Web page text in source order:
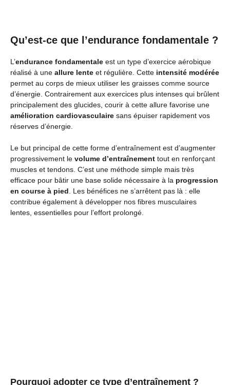
Qu’est-ce que l’endurance fondamentale ?
L’endurance fondamentale est un type d’exercice aérobique
réalisé à une allure lente et régulière. Cette intensité modérée
permet au corps de mieux utiliser les graisses comme source
d’énergie. Contrairement aux exercices plus intenses qui brûlent
principalement des glucides, courir à cette allure favorise une
amélioration cardiovasculaire sans épuiser rapidement vos
réserves d’énergie.
Le but principal de cette forme d’entraînement est d’augmenter
progressivement le volume d’entraînement tout en renforçant
muscles et tendons. C’est une méthode simple mais très
efficace pour bâtir une base solide nécessaire à la progression
en course à pied . Les bénéfices ne s’arrêtent pas là : elle
contribue également à développer nos fibres musculaires
lentes, essentielles pour l’effort prolongé.
Pourquoi adopter ce type d’entraînement ?